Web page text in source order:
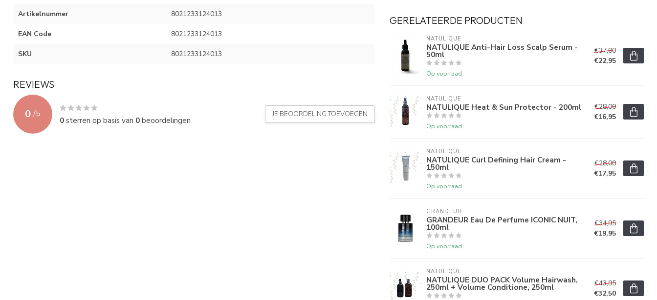
Artikelnummer 8021233124013
EAN Code 8021233124013
SKU 8021233124013
REVIEWS
0 /5
0sterren op basis van 0beoordelingen
JE BEOORDELING TOEVOEGEN
GERELATEERDE PRODUCTEN
NATULIQUE
NATULIQUE Anti-Hair Loss Scalp Serum -
50ml
Op voorraad
€37,00
€22,95
NATULIQUE
NATULIQUE Heat & Sun Protector - 200ml
Op voorraad
€28,00
€16,95
NATULIQUE
NATULIQUE Curl Defining Hair Cream -
150ml
Op voorraad
€28,00
€17,95
GRANDEUR
GRANDEUR Eau De Perfume ICONIC NUIT,
100ml
Op voorraad
€34,95
€19,95
NATULIQUE
NATULIQUE DUO PACK Volume Hairwash,
250ml + Volume Conditione, 250ml
€43,95
€32,50